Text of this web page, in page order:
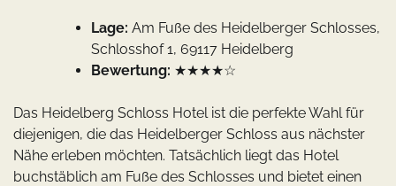
Lage: Am Fuße des Heidelberger Schlosses,
Schlosshof 1, 69117 Heidelberg
Bewertung: ★★★★☆
Das Heidelberg Schloss Hotel ist die perfekte Wahl für
diejenigen, die das Heidelberger Schloss aus nächster
Nähe erleben möchten. Tatsächlich liegt das Hotel
buchstäblich am Fuße des Schlosses und bietet einen